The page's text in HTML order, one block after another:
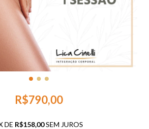
R$790,00
DE R$158,00SEM JUROS